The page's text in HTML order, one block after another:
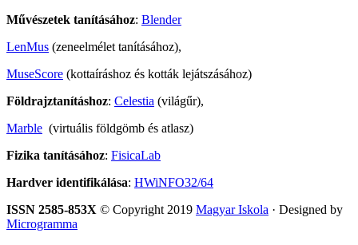
Művészetek tanításához: Blender
LenMus (zeneelmélet tanításához),
MuseScore (kottaíráshoz és kották lejátszásához)
Földrajztanításhoz: Celestia (világűr),
Marble (virtuális földgömb és atlasz)
Fizika tanításához: FisicaLab
Hardver identifikálása: HWiNFO32/64
ISSN 2585-853X © Copyright 2019 Magyar Iskola · Designed by
Microgramma